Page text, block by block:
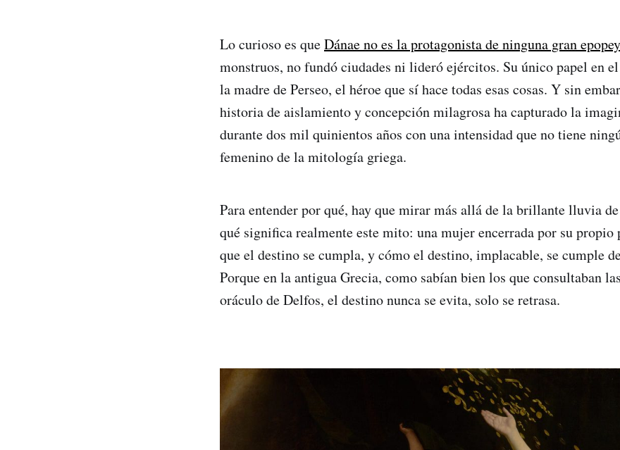
Lo curioso es queDánae no es la protagonista de ninguna gran
monstruos, no fundó ciudades ni lideró ejércitos. Su único papel en
la madre de Perseo, el héroe que sí hace todas esas cosas. Y sin
historia de aislamiento y concepción milagrosa ha capturado la
durante dos mil quinientos años con una intensidad que no tiene
femenino de la mitología griega.
Para entender por qué, hay que mirar más allá de la brillante lluvia
qué significa realmente este mito: una mujer encerrada por su propio
que el destino se cumpla, y cómo el destino, implacable, se cumple
Porque en la antigua Grecia, como sabían bien los que consultaban
oráculo de Delfos, el destino nunca se evita, solo se retrasa.